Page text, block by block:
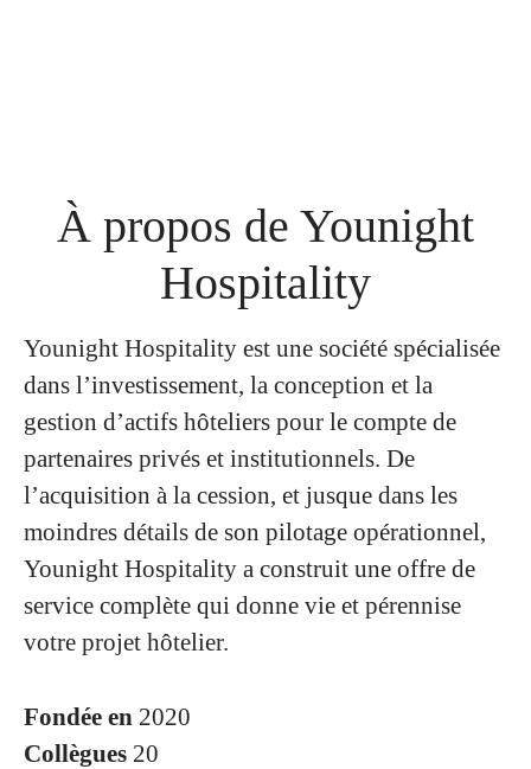
À propos de Younight
Hospitality
Younight Hospitality est une société spécialisée
dans l’investissement, la conception et la
gestion d’actifs hôteliers pour le compte de
partenaires privés et institutionnels. De
l’acquisition à la cession, et jusque dans les
moindres détails de son pilotage opérationnel,
Younight Hospitality a construit une offre de
service complète qui donne vie et pérennise
votre projet hôtelier.
Fondée en 2020
Collègues 20